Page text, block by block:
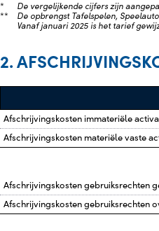
*
De vergelijkende cijfers zijn
**
De opbrengst Tafelspelen,
Vanaf januari 2025 is het tarief
2.
Afschrijvingskosten immateriële activa
Afschrijvingskosten materiële vaste
Afschrijvingskosten gebruiksrechten
Afschrijvingskosten gebruiksrechten